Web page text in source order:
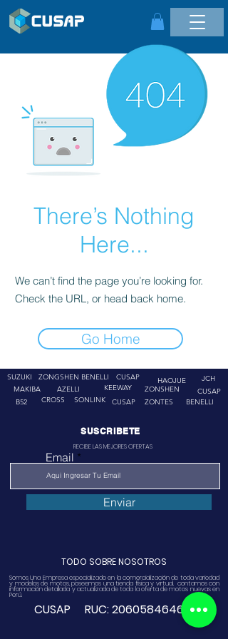
There’s Nothing
Here...
We can’t find the page you’re looking for.
Check the URL, or head back home.
Go Home
SUZUKI
ZONGSHEN
MAKIBA
AZELLI
BENELLI
CUSAP
KEEWAY
B52
CROSS SONLINK CUSAP
HAOJUE
JCH
ZONSHEN
ZONTES
CUSAP
BENELLI
SUSCRIBETE
RECIBE LAS MEJORES OFERTAS
Email
Enviar
TODO SOBRE NOSOTROS
Somos Una Empresa especializado en la comercialización de toda variedad
y modelos de motos, poseemos una tienda física y virtual. contamos con
información detallada y actualizada de toda la oferta de motos nuevas en
Perú.
CUSAP RUC:20605846468